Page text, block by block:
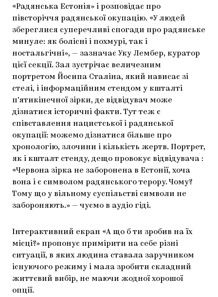
«Радянська Естонія» і розповідає про
півсторіччя радянської окупацію. «У людей
збереглися суперечливі спогади про радянське
минуле: як болісні і похмурі, так і
ностальгічні», — зазначає Уку Лембер, куратор
цієї секції. Зал зустрічає величезним
портретом Йосипа Сталіна, який нависає зі
стелі, і інформаційним стендом у кшталті
п’ятикінечної зірки, де відвідувач може
дізнатися історичні факти. Тут теж є
співставлення нацистської і радянської
окупації: можемо дізнатися більше про
хронологію, злочини і кількість жертв. Портрет,
як і кшталт стенду, дещо провокує відвідувача :
«Червона зірка не заборонена в Естонії, хоча
вона і є символом радянського терору. Чому?
Тому що у вільному суспільстві символи не
забороняють.» — чуємо в аудіо гіді.
Інтерактивний екран «А що б ти зробив на їх
місці?» пропонує примірити на себе різні
ситуації, в яких людина ставала заручником
існуючого режиму і мала зробити складний
життєвий вибір, не маючи жодної хорошої
опції.